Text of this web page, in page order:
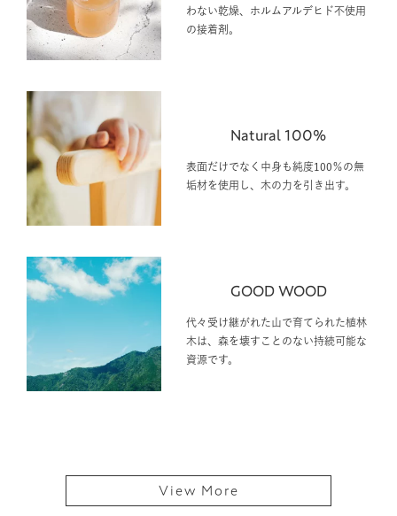
わない乾燥、ホルムアルデヒド不使用
の接着剤。
Natural 100%
表面だけでなく中身も純度100％の無
垢材を使用し、木の力を引き出す。
GOOD WOOD
代々受け継がれた山で育てられた植林
木は、森を壊すことのない持続可能な
資源です。
View More